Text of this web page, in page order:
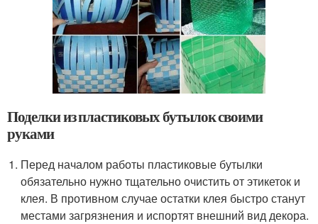
Поделки из пластиковых бутылок своими
руками
Перед началом работы пластиковые бутылки
обязательно нужно тщательно очистить от этикеток и
клея. В противном случае остатки клея быстро станут
местами загрязнения и испортят внешний вид декора.